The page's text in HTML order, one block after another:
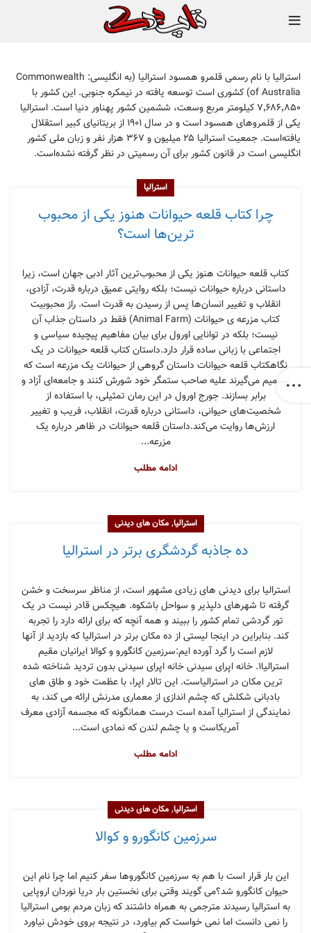
استرالیا با نام رسمی قلمرو همسود استرالیا (به انگلیسی: Commonwealth
of Australia) کشوری است توسعه یافته در نیمکره جنوبی. این کشور با
۷٬۶۸۶٬۸۵۰ کیلومتر مربع وسعت، ششمین کشور پهناور دنیا است. استرالیا
یکی از قلمروهای همسود است و در سال ۱۹۰۱ از بریتانیای کبیر استقلال
یافته‌است. جمعیت استرالیا ۲۵ میلیون و ۳۶۷ هزار نفر و زبان ملی کشور
انگلیسی است در قانون کشور برای آن رسمیتی در نظر گرفته نشده‌است.
استرالیا
چرا کتاب قلعه حیوانات هنوز یکی از محبوب
ترین‌ها است؟
کتاب قلعه حیوانات هنوز یکی از محبوب‌ترین آثار ادبی جهان است، زیرا
داستانی درباره حیوانات نیست؛ بلکه روایتی عمیق درباره قدرت، آزادی،
انقلاب و تغییر انسان‌ها پس از رسیدن به قدرت است. راز محبوبیت
کتاب مزرعه ی حیوانات (Animal Farm) فقط در داستان جذاب آن
نیست؛ بلکه در توانایی اورول برای بیان مفاهیم پیچیده سیاسی و
اجتماعی با زبانی ساده قرار دارد.داستان کتاب قلعه حیوانات در یک
نگاهکتاب قلعه حیوانات داستان گروهی از حیوانات یک مزرعه است که
تصمیم می‌گیرند علیه صاحب ستمگر خود شورش کنند و جامعه‌ای آزاد و
برابر بسازند. جورج اورول در این رمان تمثیلی، با استفاده از
شخصیت‌های حیوانی، داستانی درباره قدرت، انقلاب، فریب و تغییر
ارزش‌ها روایت می‌کند.داستان قلعه حیوانات در ظاهر درباره یک
مزرعه...
ادامه مطلب
استرالیا,مکان های دیدنی
ده جاذبه گردشگری برتر در استرالیا
استرالیا برای دیدنی های زیادی مشهور است، از مناظر سرسخت و خشن
گرفته تا شهرهای دلپذیر و سواحل باشکوه. هیچکس قادر نیست در یک
تور گردشی تمام کشور را ببیند و همه آنچه که برای ارائه دارد را تجربه
کند. بنابراین در اینجا لیستی از ده مکان برتر در استرالیا که بازدید از آنها
لازم است را گرد آورده ایم:سرزمین کانگورو و کوالا ایرانیان مقیم
استرالیا۱. خانه اپرای سیدنی خانه اپرای سیدنی بدون تردید شناخته شده
ترین مکان در استرالیاست. این تالار اپرا، با عظمت خود و طاق های
بادبانی شکلش که چشم اندازی از معماری مدرنش ارائه می کند، به
نمایندگی از استرالیا آمده است درست همانگونه که مجسمه آزادی معرف
آمریکاست و یا چشم لندن که نمادی است...
ادامه مطلب
استرالیا,مکان های دیدنی
سرزمین کانگورو و کوالا
این بار قرار است با هم به سرزمین کانگوروها سفر کنیم اما چرا نام این
حیوان کانگورو شد؟می گویند وقتی برای نخستین بار دریا نوردان اروپایی
به استرالیا رسیدند مترجمی به همراه داشتند که زبان مردم بومی استرالیا
را نمی دانست اما نمی خواست کم بیاورد، در نتیجه بروی خودش نیاورد